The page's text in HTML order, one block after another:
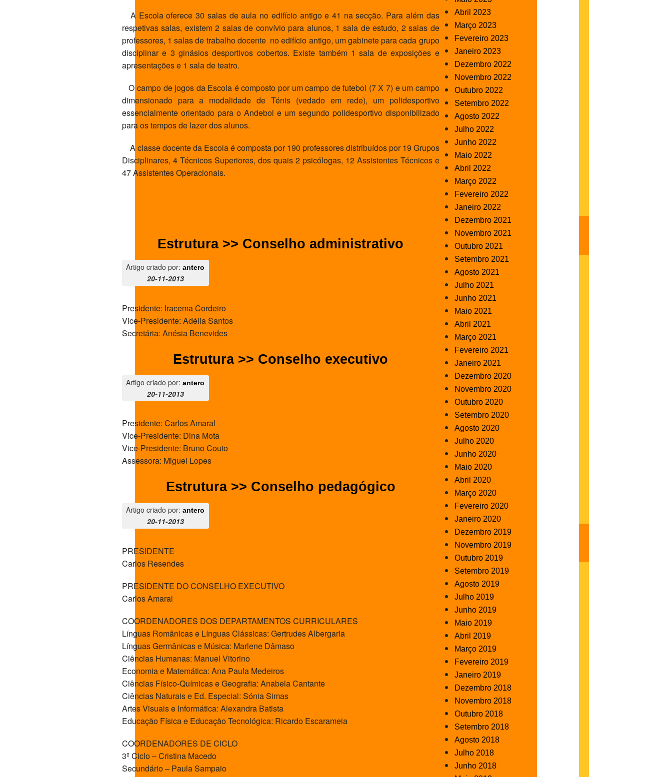
A Escola oferece 30 salas de aula no edifício antigo e 41 na secção. Para além das
respetivas salas, existem 2 salas de convívio para alunos, 1 sala de estudo, 2 salas de
professores, 1 salas de trabalho docente no edifício antigo, um gabinete para cada grupo
disciplinar e 3 ginásios desportivos cobertos. Existe também 1 sala de exposições e
apresentações e 1 sala de teatro.
O campo de jogos da Escola é composto por um campo de futebol (7 X 7) e um campo
dimensionado para a modalidade de Ténis (vedado em rede), um polidesportivo
essencialmente orientado para o Andebol e um segundo polidesportivo disponibilizado
para os tempos de lazer dos alunos.
A classe docente da Escola é composta por 190 professores distribuídos por 19 Grupos
Disciplinares, 4 Técnicos Superiores, dos quais 2 psicólogas, 12 Assistentes Técnicos e
47 Assistentes Operacionais.
Estrutura >> Conselho administrativo
Artigo criado por:antero
20-11-2013
Presidente: Iracema Cordeiro
Vice-Presidente: Adélia Santos
Secretária: Anésia Benevides
Estrutura >> Conselho executivo
Artigo criado por:antero
20-11-2013
Presidente: Carlos Amaral
Vice-Presidente: Dina Mota
Vice-Presidente: Bruno Couto
Assessora: Miguel Lopes
Estrutura >> Conselho pedagógico
Artigo criado por:antero
20-11-2013
PRESIDENTE
Carlos Resendes
PRESIDENTE DO CONSELHO EXECUTIVO
Carlos Amaral
COORDENADORES DOS DEPARTAMENTOS CURRICULARES
Línguas Românicas e Línguas Clássicas: Gertrudes Albergaria
Línguas Germânicas e Música: Marlene Dâmaso
Ciências Humanas: Manuel Vitorino
Economia e Matemática: Ana Paula Medeiros
Ciências Físico-Químicas e Geografia: Anabela Cantante
Ciências Naturais e Ed. Especial: Sónia Simas
Artes Visuais e Informática: Alexandra Batista
Educação Física e Educação Tecnológica: Ricardo Escarameia
COORDENADORES DE CICLO
3º Ciclo – Cristina Macedo
Secundário – Paula Sampaio
Abril 2023
Março 2023
Fevereiro 2023
Janeiro 2023
Dezembro 2022
Novembro 2022
Outubro 2022
Setembro 2022
Agosto 2022
Julho 2022
Junho 2022
Maio 2022
Abril 2022
Março 2022
Fevereiro 2022
Janeiro 2022
Dezembro 2021
Novembro 2021
Outubro 2021
Setembro 2021
Agosto 2021
Julho 2021
Junho 2021
Maio 2021
Abril 2021
Março 2021
Fevereiro 2021
Janeiro 2021
Dezembro 2020
Novembro 2020
Outubro 2020
Setembro 2020
Agosto 2020
Julho 2020
Junho 2020
Maio 2020
Abril 2020
Março 2020
Fevereiro 2020
Janeiro 2020
Dezembro 2019
Novembro 2019
Outubro 2019
Setembro 2019
Agosto 2019
Julho 2019
Junho 2019
Maio 2019
Abril 2019
Março 2019
Fevereiro 2019
Janeiro 2019
Dezembro 2018
Novembro 2018
Outubro 2018
Setembro 2018
Agosto 2018
Julho 2018
Junho 2018